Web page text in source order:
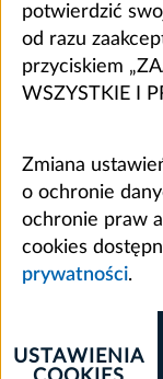
potwierdzić
od razu
przyciskiem
WSZYSTKIE I
Zmiana
o ochronie
ochronie praw
cookies
prywatności.
USTAWIENIA